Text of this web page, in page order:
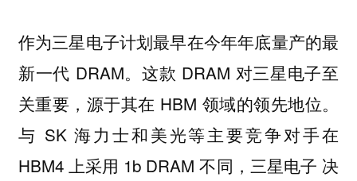
作为三星电子计划最早在今年年底量产的最
新一代 DRAM。这款 DRAM 对三星电子至
关重要，源于其在 HBM 领域的领先地位。
与 SK 海力士和美光等主要竞争对手在
HBM4 上采用 1b DRAM 不同，三星电子 决